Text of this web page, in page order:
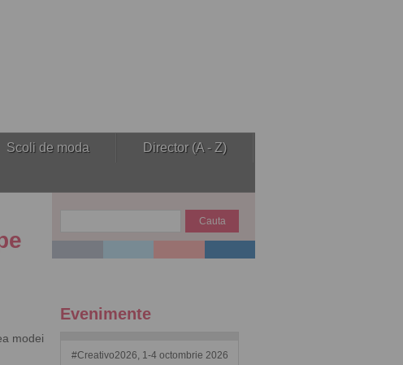
Scoli de moda Director (A - Z)
modei
Evenimente
#Creativo2026, 1-4 octombrie 2026